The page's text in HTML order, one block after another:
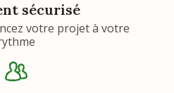
sécurisé
votre projet à votre